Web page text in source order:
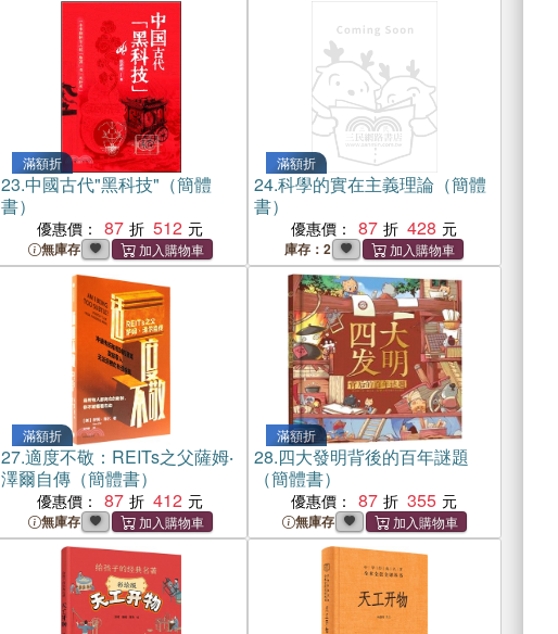
滿額折
23.中國古代"黑科技"（簡體
書）
優惠價： 87 512
無庫存
滿額折
24.科學的實在主義理論（簡體
書）
優惠價： 87 428
庫存：2
滿額折
27.適度不敬：REITs之父薩姆‧
澤爾自傳（簡體書）
優惠價： 87 412
無庫存
滿額折
28.四大發明背後的百年謎題
（簡體書）
優惠價： 87 355
無庫存